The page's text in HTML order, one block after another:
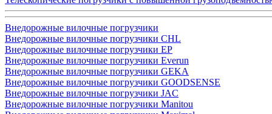
Внедорожные вилочные погрузчики
Внедорожные вилочные погрузчики CHL
Внедорожные вилочные погрузчики EP
Внедорожные вилочные погрузчики Everun
Внедорожные вилочные погрузчики GEKA
Внедорожные вилочные погрузчики GOODSENSE
Внедорожные вилочные погрузчики JAC
Внедорожные вилочные погрузчики Manitou